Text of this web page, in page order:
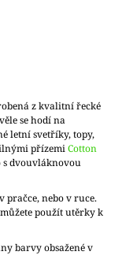
z kvalitní řecké
se hodí na
letní svetříky, topy,
přízemiCotton
s dvouvláknovou
pračce, nebo v ruce.
použít utěrky k
barvy obsažené v